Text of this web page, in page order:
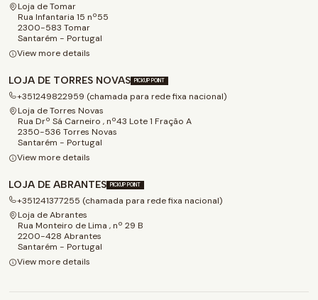
Loja de Tomar
Rua Infantaria 15 nº55
2300-583 Tomar
Santarém - Portugal
View more details
LOJA DE TORRES NOVAS PICKUP POINT
+351249822959 (chamada para rede fixa nacional)
Loja de Torres Novas
Rua Drº Sá Carneiro , nº43 Lote 1 Fração A
2350-536 Torres Novas
Santarém - Portugal
View more details
LOJA DE ABRANTES PICKUP POINT
+351241377255 (chamada para rede fixa nacional)
Loja de Abrantes
Rua Monteiro de Lima , nº 29 B
2200-428 Abrantes
Santarém - Portugal
View more details